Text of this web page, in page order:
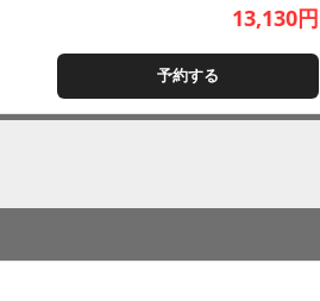
13,130円
予約する